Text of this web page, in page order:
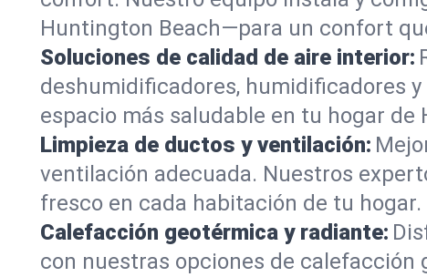
Huntington Beach—para un confort
Soluciones de calidad de aire interior:
deshumidificadores, humidificadores
espacio más saludable en tu hogar de
Limpieza de ductos y ventilación:
ventilación adecuada. Nuestros
fresco en cada habitación de tu hogar.
Calefacción geotérmica y radiante:
con nuestras opciones de calefacción